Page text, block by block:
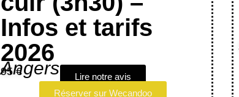
Infos et tarifs
2026
Angers
95 €
Lire notre avis
Réserver sur Wecandoo